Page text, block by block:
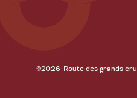
©2026-Route des grands